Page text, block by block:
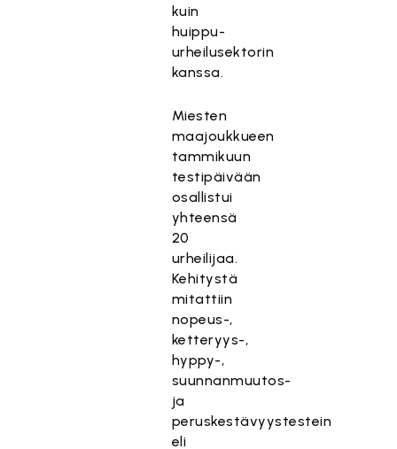
kuin
huippu-
urheilusektorin
kanssa.
Miesten
maajoukkueen
tammikuun
testipäivään
osallistui
yhteensä
20
urheilijaa.
Kehitystä
mitattiin
nopeus-,
ketteryys-,
hyppy-,
suunnanmuutos-
ja
peruskestävyystestein
eli